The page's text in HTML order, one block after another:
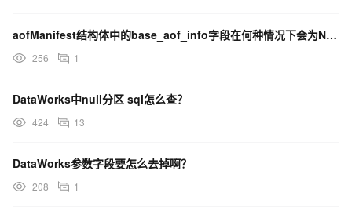
aofManifest结构体中的base_aof_info字段在何种情况下会为NULL？
256 1
DataWorks中null分区 sql怎么查？
424 13
DataWorks参数字段要怎么去掉啊？
208 1